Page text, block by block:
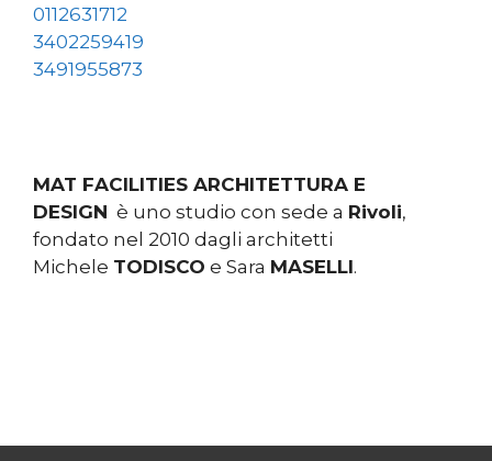
0112631712
3402259419
3491955873
MAT FACILITIES ARCHITETTURA E
DESIGN è uno studio con sede a Rivoli,
fondato nel 2010 dagli architetti
Michele TODISCO e Sara MASELLI.